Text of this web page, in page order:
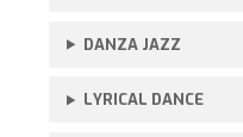
DANZA JAZZ
LYRICAL DANCE